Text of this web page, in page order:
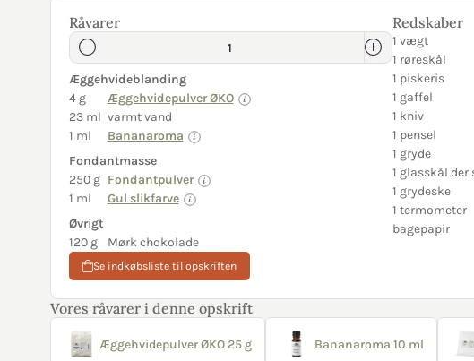
Råvarer
Æggehvideblanding
4 g
Æggehvidepulver ØKO
23 ml varmt vand
1 ml
Bananaroma
Fondantmasse
250 g Fondantpulver
1 ml
Gul slikfarve
Øvrigt
120 g
Mørk chokolade
Se indkøbsliste til opskriften
Redskaber
1 vægt
1 røreskål
1 piskeris
1 gaffel
1 kniv
1 pensel
1 gryde
1 glasskål
1 grydeske
1 termometer
bagepapir
Vores råvarer i denne opskrift
Æggehvidepulver ØKO 25 g Bananaroma 10 ml